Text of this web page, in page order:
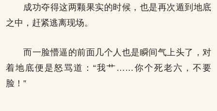
成功夺得这两颗果实的时候，也是再次遁到地底
之中，赶紧逃离现场。
而一脸懵逼的前面几个人也是瞬间气上头了，对
着地底便是怒骂道：“我艹……你个死老六，不要
脸！”